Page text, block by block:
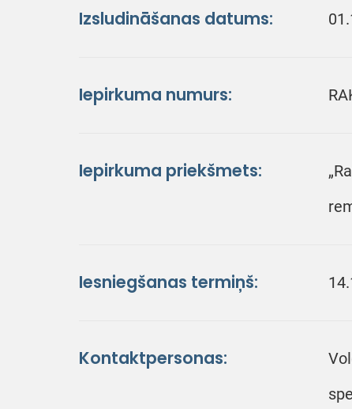
Izsludināšanas datums:
Iepirkuma numurs:
Iepirkuma priekšmets:
Iesniegšanas termiņš:
Kontaktpersonas: